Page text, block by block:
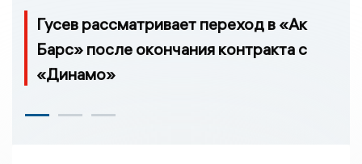
Гусев рассматривает переход в «Ак
Барс» после окончания контракта с
«Динамо»